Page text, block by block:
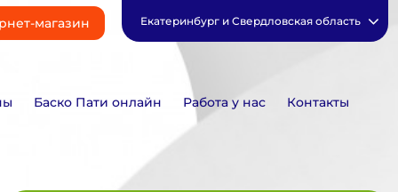
магазин Екатеринбург и Свердловская область
Баско Пати онлайн Работа у нас Контакты